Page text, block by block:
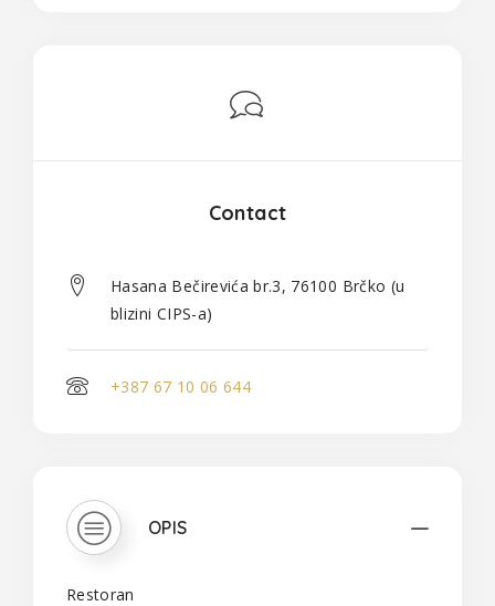
Contact
Hasana Bečirevića br.3, 76100 Brčko (u
blizini CIPS-a)
+387 67 10 06 644
OPIS
Restoran